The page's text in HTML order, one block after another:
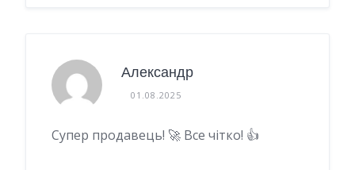
Александр
01.08.2025
Супер продавець! 🚀 Все чітко! 👍